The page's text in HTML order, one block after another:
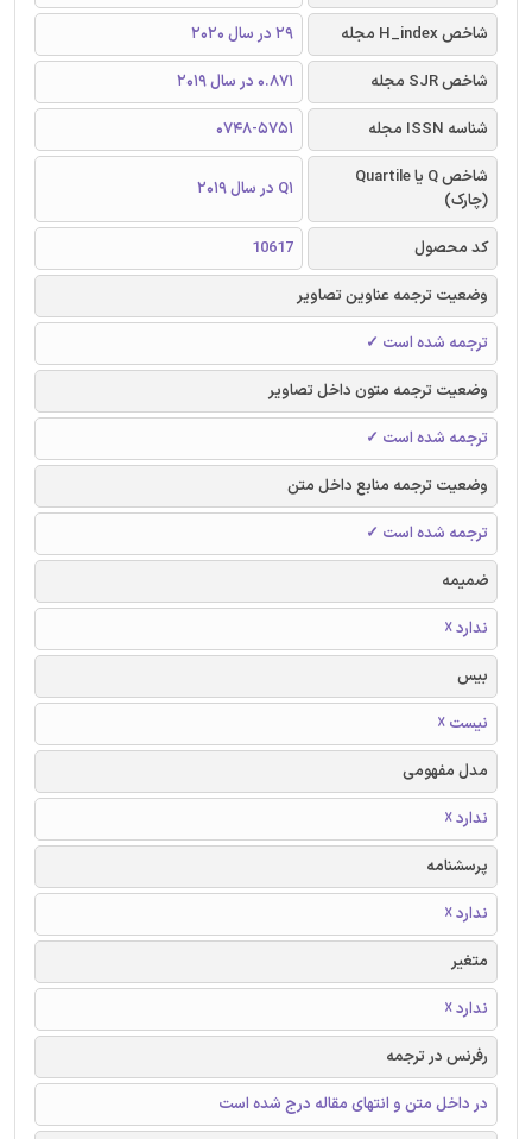
شاخص H_index مجله
29 در سال 2020
شاخص SJR مجله
0.871 در سال 2019
شناسه ISSN مجله
0748-5751
شاخص Q یا Quartile
(چارک)
Q1 در سال 2019
کد محصول
10617
وضعیت ترجمه عناوین تصاویر
ترجمه شده است ✓
وضعیت ترجمه متون داخل تصاویر
ترجمه شده است ✓
وضعیت ترجمه منابع داخل متن
ترجمه شده است ✓
ضمیمه
ندارد ☓
بیس
نیست ☓
مدل مفهومی
ندارد ☓
پرسشنامه
ندارد ☓
متغیر
ندارد ☓
رفرنس در ترجمه
در داخل متن و انتهای مقاله درج شده است